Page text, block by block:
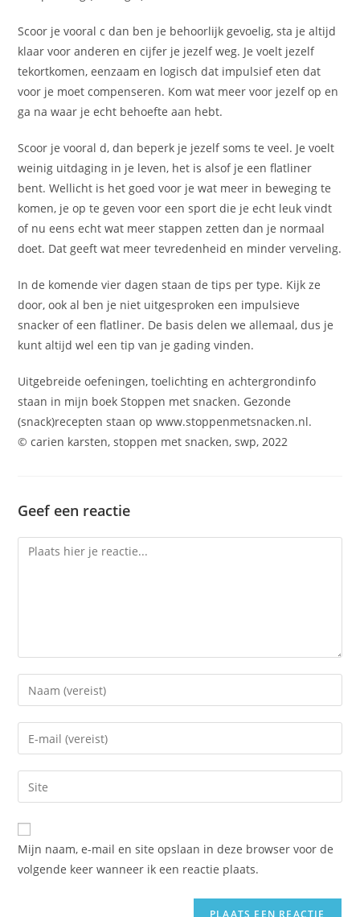
Scoor je vooral c dan ben je behoorlijk gevoelig, sta je altijd
klaar voor anderen en cijfer je jezelf weg. Je voelt jezelf
tekortkomen, eenzaam en logisch dat impulsief eten dat
voor je moet compenseren. Kom wat meer voor jezelf op en
ga na waar je echt behoefte aan hebt.
Scoor je vooral d, dan beperk je jezelf soms te veel. Je voelt
weinig uitdaging in je leven, het is alsof je een flatliner
bent. Wellicht is het goed voor je wat meer in beweging te
komen, je op te geven voor een sport die je echt leuk vindt
of nu eens echt wat meer stappen zetten dan je normaal
doet. Dat geeft wat meer tevredenheid en minder verveling.
In de komende vier dagen staan de tips per type. Kijk ze
door, ook al ben je niet uitgesproken een impulsieve
snacker of een flatliner. De basis delen we allemaal, dus je
kunt altijd wel een tip van je gading vinden.
Uitgebreide oefeningen, toelichting en achtergrondinfo
staan in mijn boek Stoppen met snacken. Gezonde
(snack)recepten staan op www.stoppenmetsnacken.nl.
© carien karsten, stoppen met snacken, swp, 2022
Geef een reactie
Reactie
Voer
je
naam
om
te
reageren
Vul
je
e-
mail
om
te
kunnen
Vul
je
site
URL
(optioneel)
Mijn naam, e-mail en site opslaan in deze browser voor de
volgende keer wanneer ik een reactie plaats.